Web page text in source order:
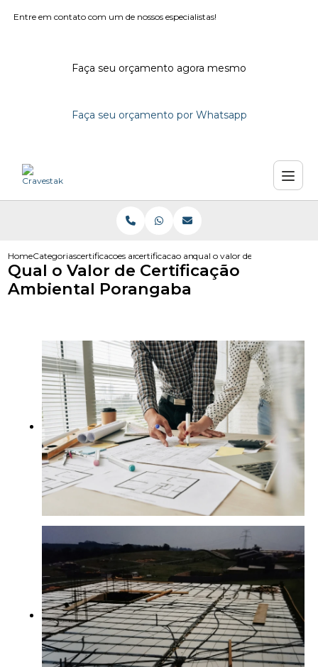
Entre em contato com um de nossos especialistas!
Faça seu orçamento agora mesmo
Faça seu orçamento por Whatsapp
HomeCategoriascertificacoes ambientaiscertificacao ambiental edificacoes
qual o valor de certificacao
Qual o Valor de Certificação
Ambiental Porangaba